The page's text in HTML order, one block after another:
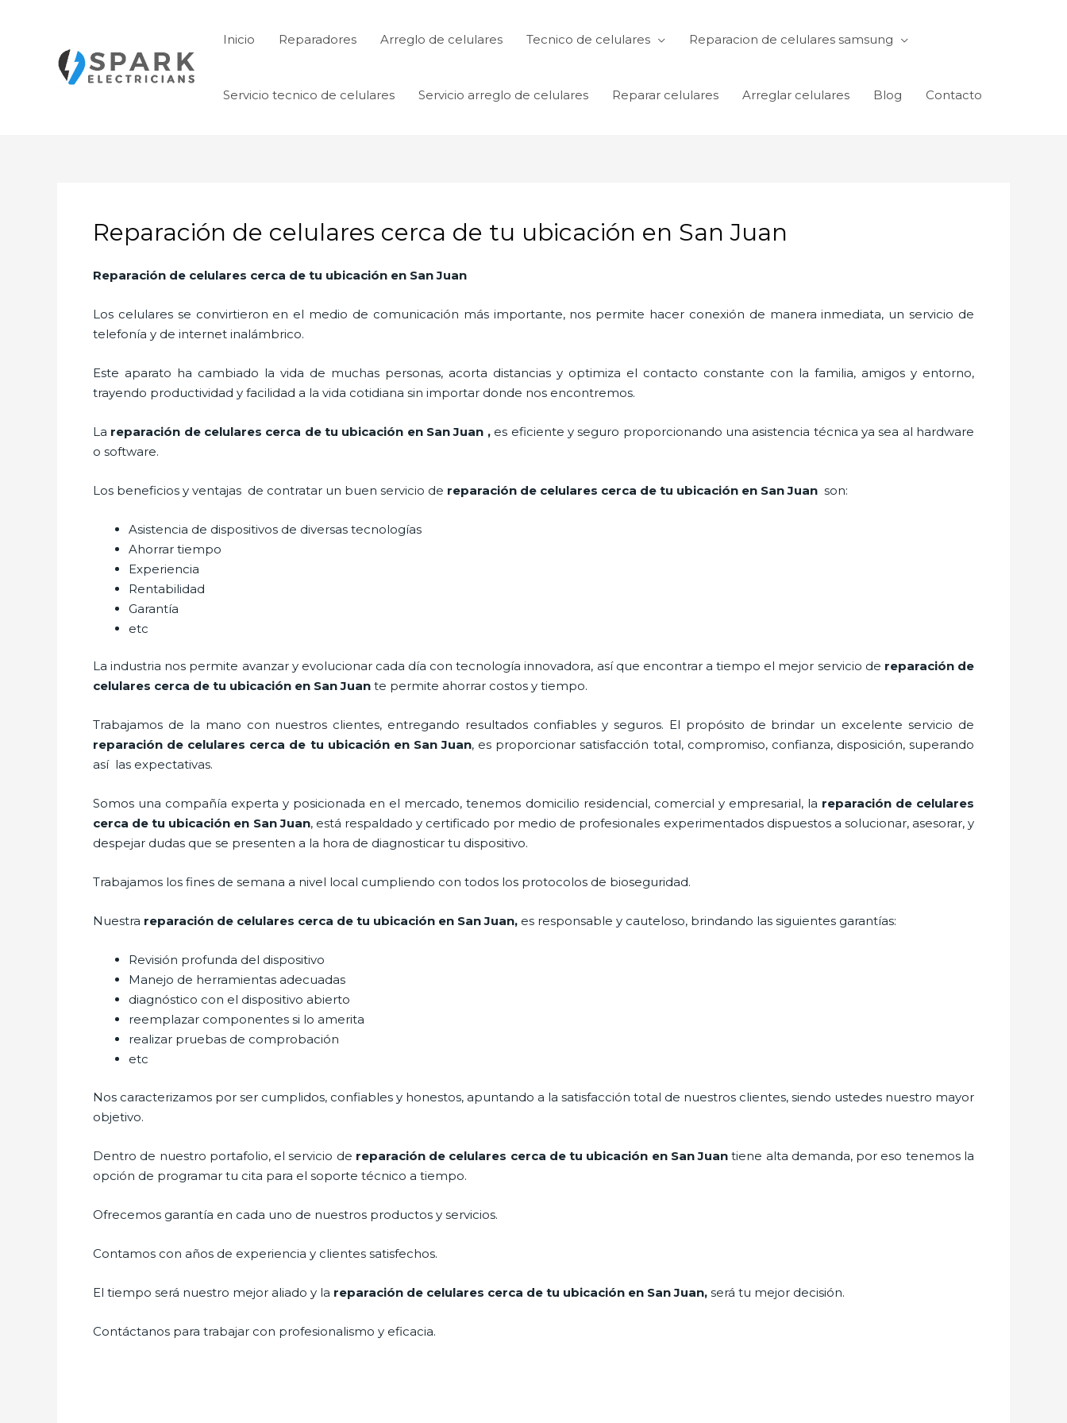
Inicio Reparadores Arreglo de celulares Tecnico de celulares Reparacion de celulares samsung
Servicio tecnico de celulares Servicio arreglo de celulares Reparar celulares Arreglar celulares Blog Contacto
Reparación de celulares cerca de tu ubicación en San Juan
Reparación de celulares cerca de tu ubicación en San Juan
Los celulares se convirtieron en el medio de comunicación más importante, nos permite hacer conexión de manera inmediata, un servicio de
telefonía y de internet inalámbrico.
Este aparato ha cambiado la vida de muchas personas, acorta distancias y optimiza el contacto constante con la familia, amigos y entorno,
trayendo productividad y facilidad a la vida cotidiana sin importar donde nos encontremos.
La reparación de celulares cerca de tu ubicación en San Juan ,es eficiente y seguro proporcionando una asistencia técnica ya sea al hardware
o software.
Los beneficios y ventajas de contratar un buen servicio de reparación de celulares cerca de tu ubicación en San Juan son:
Asistencia de dispositivos de diversas tecnologías
Ahorrar tiempo
Experiencia
Rentabilidad
Garantía
etc
La industria nos permite avanzar y evolucionar cada día con tecnología innovadora, así que encontrar a tiempo el mejor servicio de reparación de
celulares cerca de tu ubicación en San Juan te permite ahorrar costos y tiempo.
Trabajamos de la mano con nuestros clientes, entregando resultados confiables y seguros. El propósito de brindar un excelente servicio de
reparación de celulares cerca de tu ubicación en San Juan, es proporcionar satisfacción total, compromiso, confianza, disposición, superando
así las expectativas.
Somos una compañía experta y posicionada en el mercado, tenemos domicilio residencial, comercial y empresarial, la reparación de celulares
cerca de tu ubicación en San Juan, está respaldado y certificado por medio de profesionales experimentados dispuestos a solucionar, asesorar, y
despejar dudas que se presenten a la hora de diagnosticar tu dispositivo.
Trabajamos los fines de semana a nivel local cumpliendo con todos los protocolos de bioseguridad.
Nuestra reparación de celulares cerca de tu ubicación en San Juan, es responsable y cauteloso, brindando las siguientes garantías:
Revisión profunda del dispositivo
Manejo de herramientas adecuadas
diagnóstico con el dispositivo abierto
reemplazar componentes si lo amerita
realizar pruebas de comprobación
etc
Nos caracterizamos por ser cumplidos, confiables y honestos, apuntando a la satisfacción total de nuestros clientes, siendo ustedes nuestro mayor
objetivo.
Dentro de nuestro portafolio, el servicio de reparación de celulares cerca de tu ubicación en San Juan tiene alta demanda, por eso tenemos la
opción de programar tu cita para el soporte técnico a tiempo.
Ofrecemos garantía en cada uno de nuestros productos y servicios.
Contamos con años de experiencia y clientes satisfechos.
El tiempo será nuestro mejor aliado y la reparación de celulares cerca de tu ubicación en San Juan, será tu mejor decisión.
Contáctanos para trabajar con profesionalismo y eficacia.